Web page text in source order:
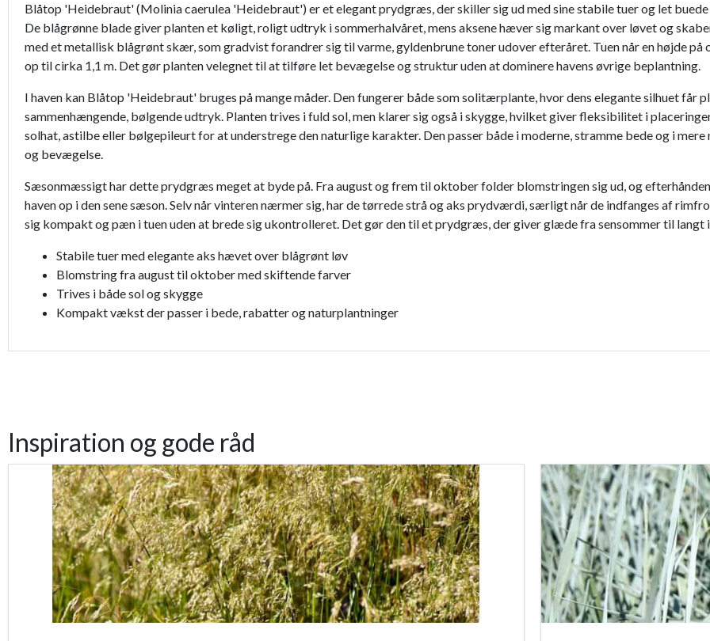
Blåtop 'Heidebraut' (Molinia caerulea 'Heidebraut') er et elegant prydgræs, der skiller sig ud med sine stabile tuer og let
De blågrønne blade giver planten et køligt, roligt udtryk i sommerhalvåret, mens aksene hæver sig markant over løvet og
med et metallisk blågrønt skær, som gradvist forandrer sig til varme, gyldenbrune toner udover efteråret. Tuen når en højde
op til cirka 1,1 m. Det gør planten velegnet til at tilføre let bevægelse og struktur uden at dominere havens øvrige beplantning.
I haven kan Blåtop 'Heidebraut' bruges på mange måder. Den fungerer både som solitærplante, hvor dens elegante silhuet får
sammenhængende, bølgende udtryk. Planten trives i fuld sol, men klarer sig også i skygge, hvilket giver fleksibilitet i
solhat, astilbe eller bølgepileurt for at understrege den naturlige karakter. Den passer både i moderne, stramme bede og i
og bevægelse.
Sæsonmæssigt har dette prydgræs meget at byde på. Fra august og frem til oktober folder blomstringen sig ud, og efterhånden
haven op i den sene sæson. Selv når vinteren nærmer sig, har de tørrede strå og aks prydværdi, særligt når de indfanges af
sig kompakt og pæn i tuen uden at brede sig ukontrolleret. Det gør den til et prydgræs, der giver glæde fra sensommer til
Stabile tuer med elegante aks hævet over blågrønt løv
Blomstring fra august til oktober med skiftende farver
Trives i både sol og skygge
Kompakt vækst der passer i bede, rabatter og naturplantninger
Inspiration og gode råd